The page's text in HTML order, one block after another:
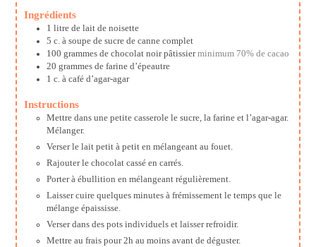
Ingrédients
1 litre de lait de noisette
5 c. à soupe de sucre de canne complet
100 grammes de chocolat noir pâtissier minimum 70% de cacao
20 grammes de farine d’épeautre
1 c. à caféd’agar-agar
Instructions
Mettre dans une petite casserole le sucre, la farine et l’agar-agar.
Mélanger.
Verser le lait petit à petit en mélangeant au fouet.
Rajouter le chocolat cassé en carrés.
Porter à ébullition en mélangeant régulièrement.
Laisser cuire quelques minutes à frémissement le temps que le
mélange épaississe.
Verser dans des pots individuels et laisser refroidir.
Mettre au frais pour 2h au moins avant de déguster.